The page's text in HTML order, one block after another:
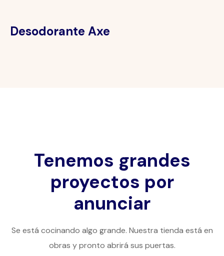
Desodorante Axe
Tenemos grandes
proyectos por
anunciar
Se está cocinando algo grande. Nuestra tienda está en
obras y pronto abrirá sus puertas.